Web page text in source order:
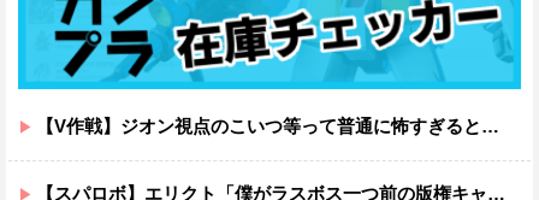
【V作戦】ジオン視点のこいつ等って普通に怖すぎると思う…
【スパロボ】エリクト「僕がラスボス一つ前の版権キャラ最後の敵ってちょっと荷が重すぎない？」